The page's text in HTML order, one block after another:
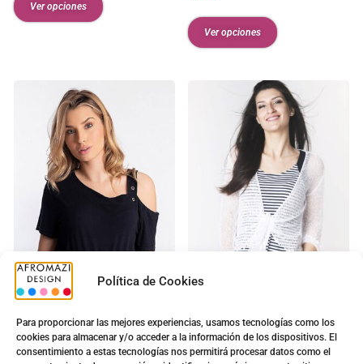
Política de Cookies
Para proporcionar las mejores experiencias, usamos tecnologías como los
cookies para almacenar y/o acceder a la información de los dispositivos. El
consentimiento a estas tecnologías nos permitirá procesar datos como el
Ver opciones
Ver opciones
NA-6031
Camiseta Valeria
G-0130005
Bolero